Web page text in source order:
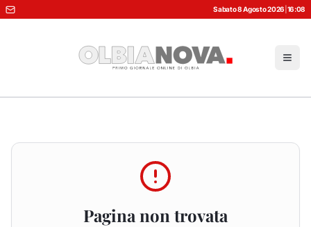
Sabato 8 Agosto 2026 16:08
Pagina non trovata